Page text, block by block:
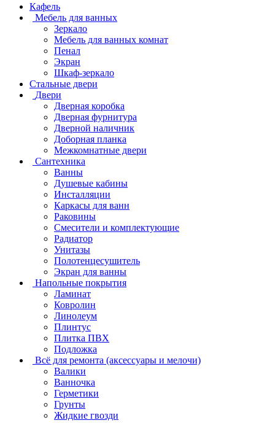
Кафель
Мебель для ванных
Зеркало
Мебель для ванных комнат
Пенал
Экран
Шкаф-зеркало
Стальные двери
Двери
Дверная коробка
Дверная фурнитура
Дверной наличник
Доборная планка
Межкомнатные двери
Сантехника
Ванны
Душевые кабины
Инсталляции
Каркасы для ванн
Раковины
Смесители и комплектующие
Радиатор
Унитазы
Полотенцесушитель
Экран для ванны
Напольные покрытия
Ламинат
Ковролин
Линолеум
Плинтус
Плитка ПВХ
Подложка
Всё для ремонта (аксессуары и мелочи)
Валики
Ванночка
Герметики
Грунты
Жидкие гвозди